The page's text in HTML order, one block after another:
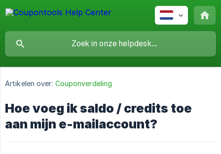
Artikelen over: Couponverdeling
Hoe voeg ik saldo / credits toe
aan mijn e-mailaccount?